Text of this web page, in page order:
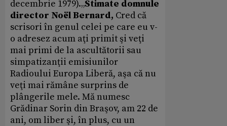
decembrie 1979).„Stimate domnule
director Noël Bernard, Cred că
scrisori în genul celei pe care eu v-
o adresez acum aţi primit şi veţi
mai primi de la ascultătorii sau
simpatizanţii emisiunilor
Radioului Europa Liberă, aşa că nu
veţi mai rămâne surprins de
plângerile mele. Mă numesc
Grădinar Sorin din Braşov, am 22 de
ani, om liber şi, în plus, cu un